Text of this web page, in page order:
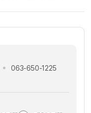
063-650-1225